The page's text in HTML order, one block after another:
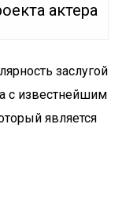
актера
заслугой
с известнейшим
является